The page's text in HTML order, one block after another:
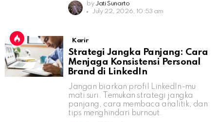
by Jati Sunarto
July 22, 2026, 10:53 am
Karir
Strategi Jangka Panjang: Cara
Menjaga Konsistensi Personal
Brand di LinkedIn
Jangan biarkan profil LinkedIn-mu
mati suri. Temukan strategi jangka
panjang, cara membaca analitik, dan
tips menghindari burnout.